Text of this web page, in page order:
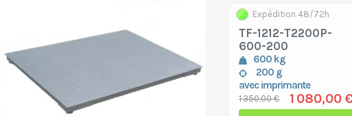
TF-1212-T2200P-
600-200
600 kg
200 g
avec imprimante
Expédition 48/72h
1 350,00 € 1 080,00